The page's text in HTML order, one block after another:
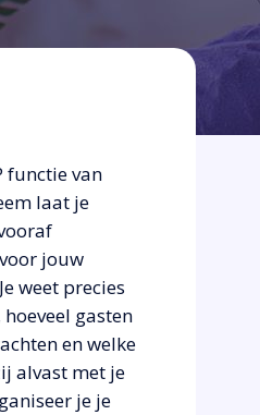
functie van
laat je
jouw
weet precies
gasten
en welke
alvast met je
je je